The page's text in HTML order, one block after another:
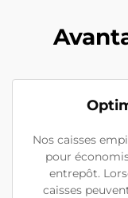
Nos caisses
pour
entrepôt.
caisses